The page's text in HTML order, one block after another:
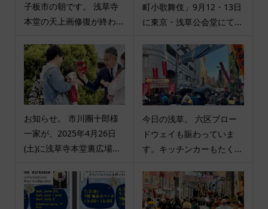
子板市の朝です。 浅草寺
本堂の天上画修復が終わ...
町小歌舞伎」9月12・13日
に東京・浅草公会堂にて...
お知らせ。 市川團十郎様
一家が、2025年4月26日
(土)に浅草寺本堂裏広場...
今日の浅草。 六区ブロー
ドウェイも賑わっていま
す。キッチンカーもたく...